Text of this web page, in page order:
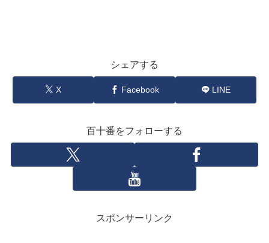
シェアする
X Facebook LINE
百十番をフォローする
スポンサーリンク